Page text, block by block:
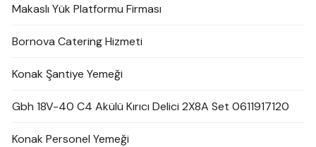
Makaslı Yük Platformu Firması
Bornova Catering Hizmeti
Konak Şantiye Yemeği
Gbh 18V-40 C4 Akülü Kırıcı Delici 2X8A Set 0611917120
Konak Personel Yemeği